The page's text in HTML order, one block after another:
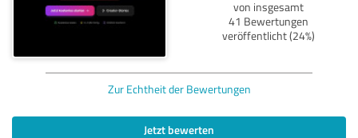
von insgesamt
41 Bewertungen
veröffentlicht (24%)
Zur Echtheit der Bewertungen
Jetzt bewerten